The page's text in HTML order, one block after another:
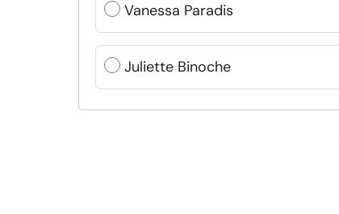
Vanessa Paradis
Juliette Binoche